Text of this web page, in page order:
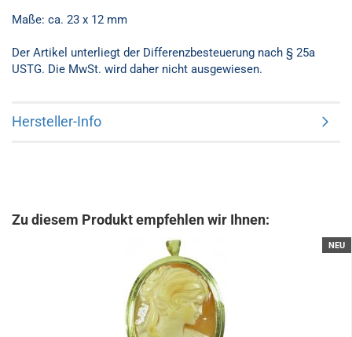
Maße: ca. 23 x 12 mm
Der Artikel unterliegt der Differenzbesteuerung nach § 25a
USTG. Die MwSt. wird daher nicht ausgewiesen.
Hersteller-Info
Zu diesem Produkt empfehlen wir Ihnen:
NEU